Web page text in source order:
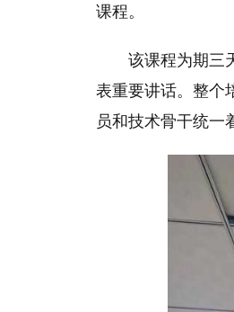
课程。
该课程为期三
表重要讲话。整个
员和技术骨干统一